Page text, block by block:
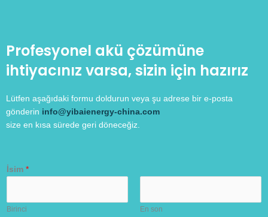
Profesyonel akü çözümüne
ihtiyacınız varsa, sizin için hazırız
Lütfen aşağıdaki formu doldurun veya şu adrese bir e-posta
gönderin info@yibaienergy-china.com
size en kısa sürede geri döneceğiz.
İsim *
Birinci En son